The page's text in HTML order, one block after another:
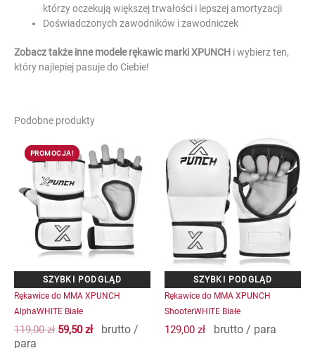
którzy oczekują większej trwałości i lepszej amortyzacji
Doświadczonych zawodników i zawodniczek
Zobacz także inne modele rękawic marki XPUNCH i wybierz ten,
który najlepiej pasuje do Ciebie!
Podobne produkty
PROMOCJA!
PROMOCJA!
Rękawice do MMA XPUNCH
AlphaWHITE Białe
119,00zł
cena
wynosiła:
119,00 zł.
59,50zł
cena
wynosi:
59,50 zł.
brutto /
para
produkt
wiele
wariantów.
Opcje
można
wybrać
stronie
produktu
Rękawice do MMA XPUNCH
ShooterWHITE Białe
129,00 zł brutto / para
Ten
produkt
ma
wiele
wariantów.
Opcje
można
wybrać
na
stronie
produktu